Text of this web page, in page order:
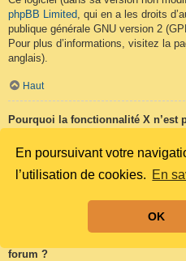
En poursuivant votre
l’utilisation de cookies. En
OK
phpBB Limited, qui en a les droits
publique générale GNU version 2
Pour plus d’informations, visitez la
anglais).
Haut
Pourquoi la fonctionnalité X n’est
Ce logiciel a été développé et mis
vous pensez qu’une fonctionnalité
phpBB Ideas
(en anglais) où
proposées ou en suggérer de
Qui contacter pour les abus ou
forum ?